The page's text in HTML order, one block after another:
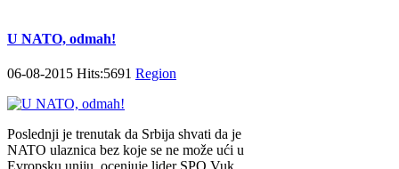
U NATO, odmah!
06-08-2015 Hits:5691 Region
Poslednji je trenutak da Srbija shvati da je
NATO ulaznica bez koje se ne može ući u
Evropsku uniju, ocenjuje lider SPO Vuk